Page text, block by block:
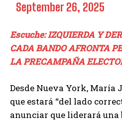
September 26, 2025
Escuche: IZQUIERDA Y
CADA BANDO AFRONTA
LA PRECAMPAÑA
Desde Nueva York, María
que estará “del lado
anunciar que liderará